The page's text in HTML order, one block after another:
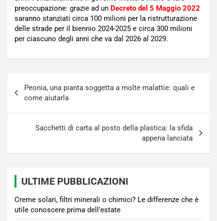
preoccupazione: grazie ad un Decreto del 5 Maggio 2022
saranno stanziati circa 100 milioni per la ristrutturazione
delle strade per il biennio 2024-2025 e circa 300 milioni
per ciascuno degli anni che va dal 2026 al 2029.
articoli
Peonia, una pianta soggetta a molte malattie: quali e
come aiutarla
Sacchetti di carta al posto della plastica: la sfida
appena lanciata
ULTIME PUBBLICAZIONI
Creme solari, filtri minerali o chimici? Le differenze che è
utile conoscere prima dell’estate